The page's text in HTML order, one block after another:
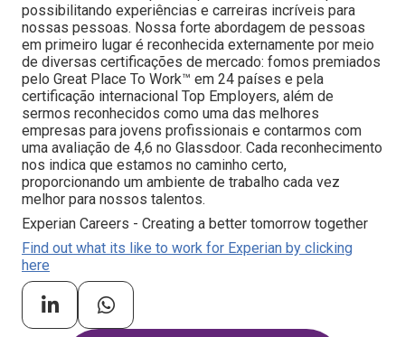
possibilitando experiências e carreiras incríveis para
nossas pessoas. Nossa forte abordagem de pessoas
em primeiro lugar é reconhecida externamente por meio
de diversas certificações de mercado: fomos premiados
pelo Great Place To Work™ em 24 países e pela
certificação internacional Top Employers, além de
sermos reconhecidos como uma das melhores
empresas para jovens profissionais e contarmos com
uma avaliação de 4,6 no Glassdoor. Cada reconhecimento
nos indica que estamos no caminho certo,
proporcionando um ambiente de trabalho cada vez
melhor para nossos talentos.
Experian Careers - Creating a better tomorrow together
Find out what its like to work for Experian by clicking
here